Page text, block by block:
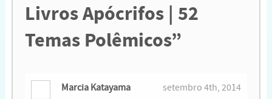
Livros Apócrifos | 52
Temas Polêmicos”
Marcia Katayama
setembro 4th, 2014